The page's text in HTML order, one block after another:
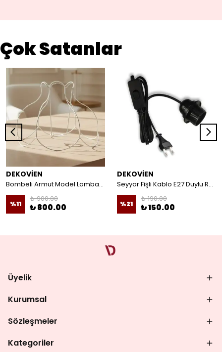
Çok Satanlar
DEKOVİEN
Bombeli Armut Model Lambader Teli Galvaniz
%11
₺ 900.00
₺ 800.00
DEKOVİEN
Seyyar Fişli Kablo E27 Duylu Rondelalı Anahtarlı Kablo Arapuarlı Abajur Kablo
%21
₺ 190.00
₺ 150.00
Üyelik
Kurumsal
Sözleşmeler
Kategoriler